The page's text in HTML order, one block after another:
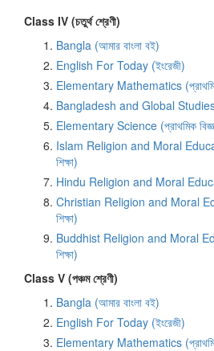
Class IV (চতুর্থ শ্রেণী)
Bangla (আমার বাংলা বই)
English For Today (ইংরেজী)
Elementary Mathematics
Bangladesh and Global Studies
Elementary Science (প্রাথমিক
Islam Religion and Moral
শিক্ষা)
Hindu Religion and Moral
Christian Religion and Moral
শিক্ষা)
Buddhist Religion and Moral
শিক্ষা)
Class V (পঞ্চম শ্রেণী)
Bangla (আমার বাংলা বই)
English For Today (ইংরেজী)
Elementary Mathematics